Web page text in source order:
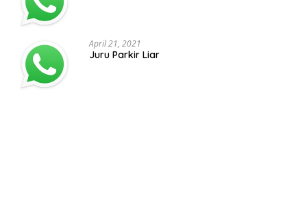
April 21, 2021
Juru Parkir Liar